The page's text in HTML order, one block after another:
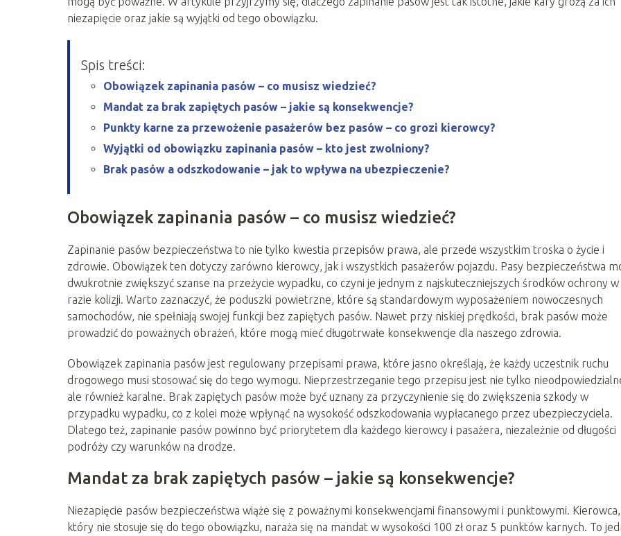
niezapięcie oraz jakie są wyjątki od tego obowiązku.
Spis treści:
Obowiązek zapinania pasów – co musisz wiedzieć?
Mandat za brak zapiętych pasów – jakie są konsekwencje?
Punkty karne za przewożenie pasażerów bez pasów – co grozi kierowcy?
Wyjątki od obowiązku zapinania pasów – kto jest zwolniony?
Brak pasów a odszkodowanie – jak to wpływa na ubezpieczenie?
Obowiązek zapinania pasów – co musisz wiedzieć?
Zapinanie pasów bezpieczeństwa to nie tylko kwestia przepisów prawa, ale przede wszystkim troska o życie i
zdrowie. Obowiązek ten dotyczy zarówno kierowcy, jak i wszystkich pasażerów pojazdu. Pasy bezpieczeństwa
dwukrotnie zwiększyć szanse na przeżycie wypadku, co czyni je jednym z najskuteczniejszych środków ochrony w
razie kolizji. Warto zaznaczyć, że poduszki powietrzne, które są standardowym wyposażeniem nowoczesnych
samochodów, nie spełniają swojej funkcji bez zapiętych pasów. Nawet przy niskiej prędkości, brak pasów może
prowadzić do poważnych obrażeń, które mogą mieć długotrwałe konsekwencje dla naszego zdrowia.
Obowiązek zapinania pasów jest regulowany przepisami prawa, które jasno określają, że każdy uczestnik ruchu
drogowego musi stosować się do tego wymogu. Nieprzestrzeganie tego przepisu jest nie tylko
ale również karalne. Brak zapiętych pasów może być uznany za przyczynienie się do zwiększenia szkody w
przypadku wypadku, co z kolei może wpłynąć na wysokość odszkodowania wypłacanego przez ubezpieczyciela.
Dlatego też, zapinanie pasów powinno być priorytetem dla każdego kierowcy i pasażera, niezależnie od długości
podróży czy warunków na drodze.
Mandat za brak zapiętych pasów – jakie są konsekwencje?
Niezapięcie pasów bezpieczeństwa wiąże się z poważnymi konsekwencjami finansowymi i punktowymi. Kierowca,
który nie stosuje się do tego obowiązku, naraża się na mandat w wysokości 100 zł oraz 5 punktów karnych. To